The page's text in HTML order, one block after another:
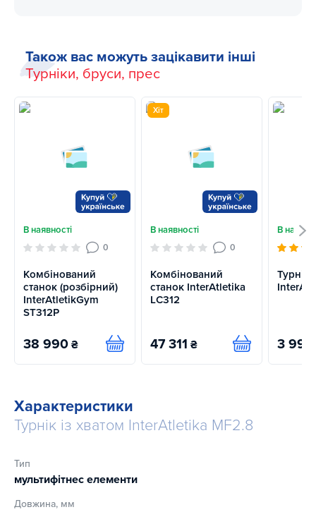
Також вас можуть зацікавити інші
Турніки, бруси, прес
В наявності
0
Комбінований
станок (розбірний)
InterAtletikGym
ST312P
38 990 ₴ Купити
Хіт
В наявності
0
Комбінований
станок InterAtletika
LC312
47 311 ₴ Купити
В
3 993
Характеристики
Турнік із хватом InterAtletika MF2.8
Тип
мультифітнес елементи
Довжина, мм